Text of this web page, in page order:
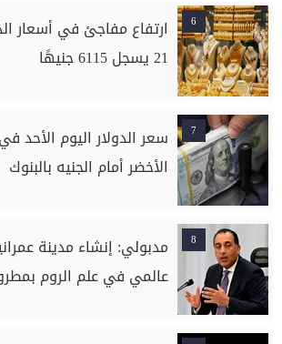
6
ارتفاع مفاجئ في أسعار
21 يسجل 6115 جنيهًا
7
سعر الدولار اليوم الأحد
الأخضر أمام الجنيه بالبنوك
8
مدبولي: إنشاء مدينة
عالمي في علم الروم